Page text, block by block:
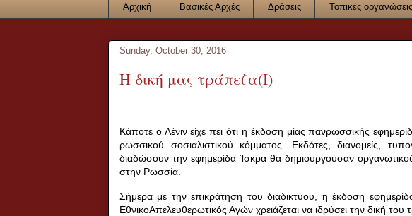
Αρχική Βασικές Αρχές Δράσεις Τοπικές οργανώσεις
Sunday, October 30, 2016
Η δική μας τράπεζα(Ι)
Κάποτε ο Λένιν είχε πει ότι η έκδοση μίας πανρωσσικής
ρωσσικού σοσιαλιστικού κόμματος. Εκδότες, διανομείς,
διαδώσουν την εφημερίδα Ίσκρα θα δημιουργούσαν
στην Ρωσσία.
Σήμερα με την επικράτηση του διαδικτύου, η έκδοση
ΕθνικοΑπελευθερωτικός Αγών χρειάζεται να ιδρύσει την δική